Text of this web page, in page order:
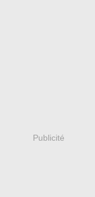
Publicité